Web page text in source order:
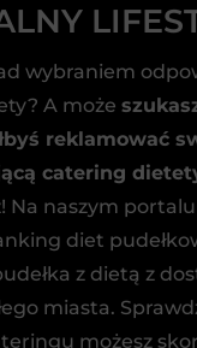
wybraniem
A może
reklamować
catering
Na naszym
diet
z dietą z
miasta.
możesz